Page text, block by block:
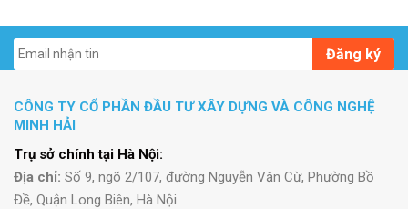
Đăng ký
CÔNG TY CỔ PHẦN ĐẦU TƯ XÂY DỰNG VÀ CÔNG NGHỆ
MINH HẢI
Trụ sở chính tại Hà Nội:
Địa chỉ: Số 9, ngõ 2/107, đường Nguyễn Văn Cừ, Phường Bồ
Đề, Quận Long Biên, Hà Nội